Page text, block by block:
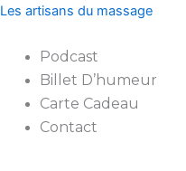
Aller
contenu
Les artisans du massage
Podcast
Billet D’humeur
Carte Cadeau
Contact
quantité
senior
carte-
cadeau